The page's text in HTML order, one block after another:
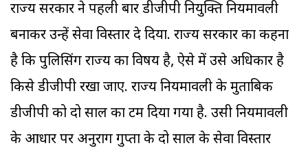
राज्य सरकार ने पहली बार डीजीपी नियुक्ति नियमावली
बनाकर उन्हें सेवा विस्तार दे दिया. राज्य सरकार का कहना
है कि पुलिसिंग राज्य का विषय है, ऐसे में उसे अधिकार है
किसे डीजीपी रखा जाए. राज्य नियमावली के मुताबिक
डीजीपी को दो साल का टर्म दिया गया है. उसी नियमावली
के आधार पर अनुराग गुप्ता के दो साल के सेवा विस्तार